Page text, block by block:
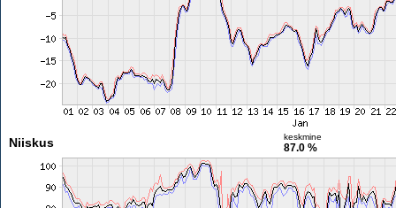
Niiskus keskmine
87.0 %